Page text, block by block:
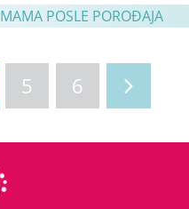
MAMA POSLE POROĐAJA
5 6